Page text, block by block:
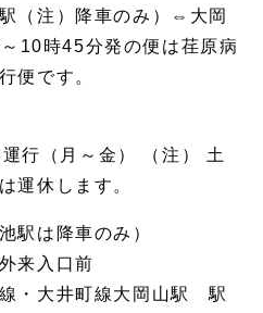
（注）降車のみ）⇔大岡
10時45分発の便は荏原病
便です。
行（月～金） （注） 土
運休します。
駅は降車のみ）
来入口前
・大井町線大岡山駅 駅